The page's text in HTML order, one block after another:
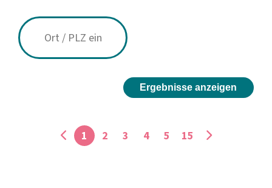
Ergebnisse anzeigen
1 2 3 4 5 15